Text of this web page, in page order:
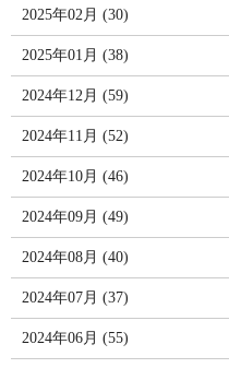
2025年02月 (30)
2025年01月 (38)
2024年12月 (59)
2024年11月 (52)
2024年10月 (46)
2024年09月 (49)
2024年08月 (40)
2024年07月 (37)
2024年06月 (55)